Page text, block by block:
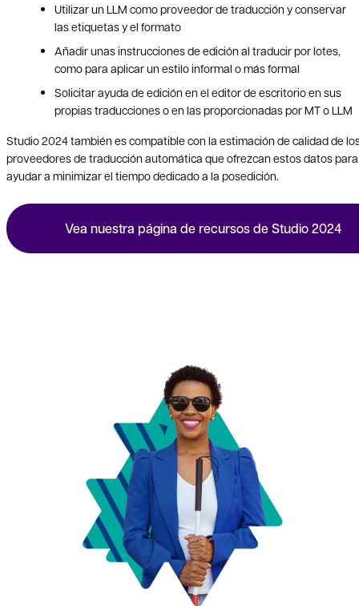
Utilizar un LLM como proveedor de traducción y conservar
las etiquetas y el formato
Añadir unas instrucciones de edición al traducir por lotes,
como para aplicar un estilo informal o más formal
Solicitar ayuda de edición en el editor de escritorio en sus
propias traducciones o en las proporcionadas por MT o LLM
Studio 2024 también es compatible con la estimación de calidad de
proveedores de traducción automática que ofrezcan estos datos para
ayudar a minimizar el tiempo dedicado a la posedición.
Vea nuestra página de recursos de Studio 2024